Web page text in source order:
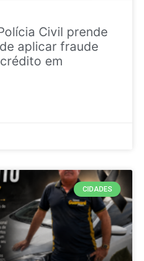
Civil prende
aplicar fraude
em
CIDADES